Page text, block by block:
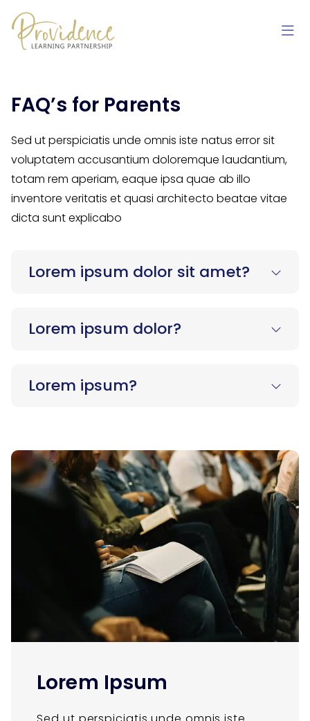
Skip to content
FAQ’s for Parents
Sed ut perspiciatis unde omnis iste natus error sit
voluptatem accusantium doloremque laudantium,
totam rem aperiam, eaque ipsa quae ab illo
inventore veritatis et quasi architecto beatae vitae
dicta sunt explicabo
Lorem ipsum dolor sit amet?
sit voluptatem accusantium doloremque
laudantium, totam rem aperiam, eaque ipsa
Lorem ipsum dolor?
sit voluptatem accusantium doloremque
laudantium, totam rem aperiam, eaque ipsa
Lorem ipsum?
laudantium, totam rem aperiam, eaque ipsa
quae ab illo inventore veritatis et quasi
architecto beatae vitae dicta sunt explicabo
Lorem Ipsum